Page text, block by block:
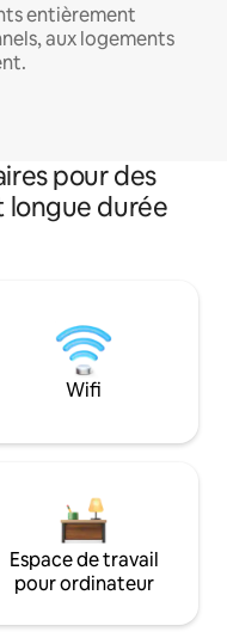
entièrement
aux logements
pour des
longue durée
Wifi
Espace de travail
pour ordinateur